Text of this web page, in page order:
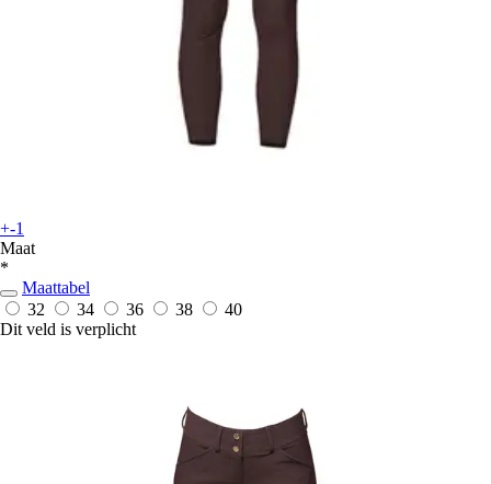
+-1
Maat
*
Maattabel
32
34 36 38
40
Dit veld is verplicht